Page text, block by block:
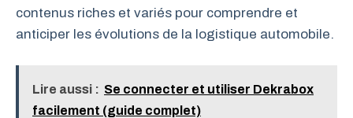
contenus riches et variés pour comprendre et
anticiper les évolutions de la logistique automobile.
Lire aussi : Se connecter et utiliser Dekrabox
facilement (guide complet)